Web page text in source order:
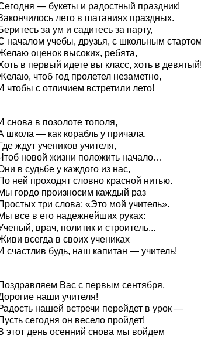
— букеты и радостный праздник!
лето в шатаниях праздных.
за ум и садитесь за парту,
началом учебы, друзья, с школьным
оценок высоких, ребята,
в первый идете вы класс, хоть в
чтоб год пролетел незаметно,
чтобы с отличием встретили лето!
снова в позолоте тополя,
школа — как корабль у причала,
ждут учеников учителя,
новой жизни положить начало…
в судьбе у каждого из нас,
ней проходят словно красной нитью.
гордо произносим каждый раз
три слова: «Это мой учитель».
все в его надежнейших руках:
врач, политик и строитель...
всегда в своих учениках
счастлив будь, наш капитан — учитель!
Вас с первым сентября,
наши учителя!
нашей встречи перейдет в урок —
сегодня он весело пройдет!
этот день осенний снова мы войдем